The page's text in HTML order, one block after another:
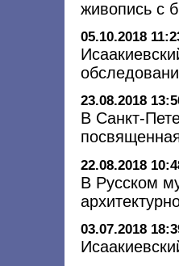
живопись с
05.10.2018
23.08.2018
В Санкт-
22.08.2018
В Русском
03.07.2018